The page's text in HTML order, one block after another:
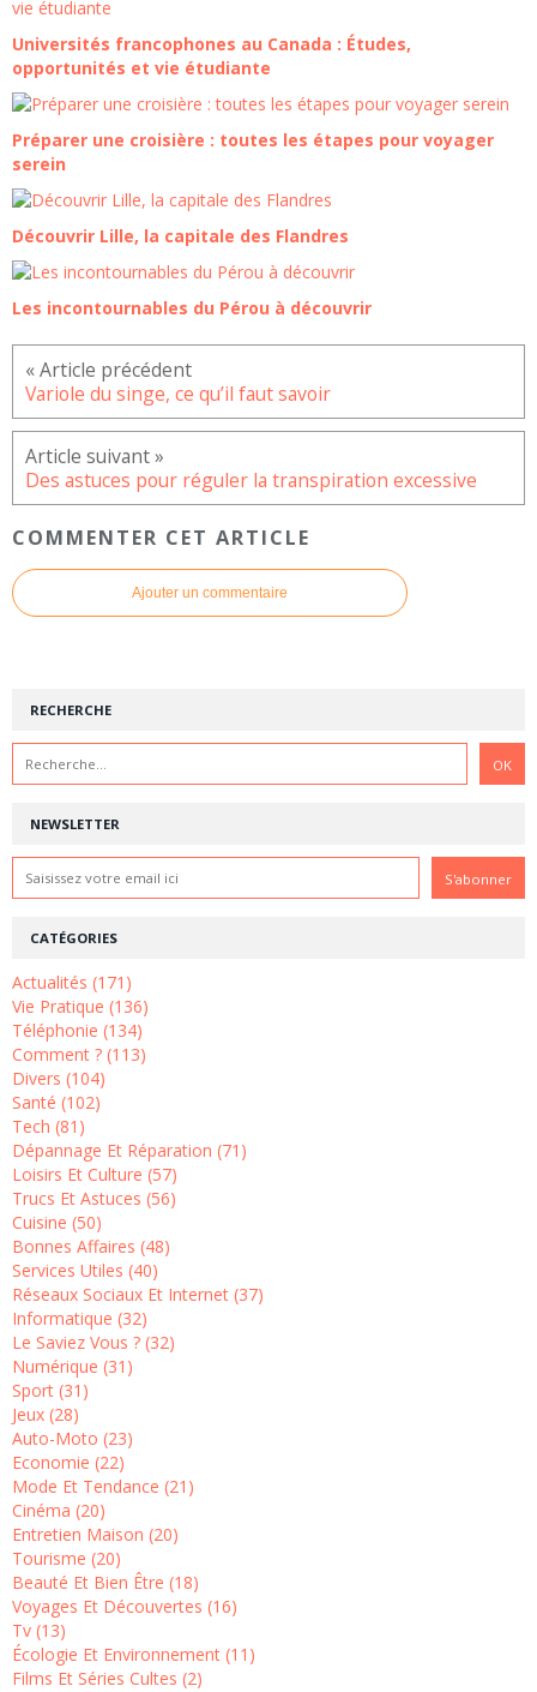
Universités francophones au Canada : Études,
opportunités et vie étudiante
Préparer une croisière : toutes les étapes pour voyager
serein
Découvrir Lille, la capitale des Flandres
Les incontournables du Pérou à découvrir
Variole du singe, ce qu’il faut savoir
Des astuces pour réguler la transpiration excessive
COMMENTER CET ARTICLE
Ajouter un commentaire
NEWSLETTER
RECHERCHE
CATÉGORIES
Actualités (171)
Vie Pratique (136)
Téléphonie (134)
Comment ? (113)
Divers (104)
Santé (102)
Tech (81)
Dépannage Et Réparation (71)
Loisirs Et Culture (57)
Trucs Et Astuces (56)
Cuisine (50)
Bonnes Affaires (48)
Services Utiles (40)
Réseaux Sociaux Et Internet (37)
Informatique (32)
Le Saviez Vous ? (32)
Numérique (31)
Sport (31)
Jeux (28)
Auto-Moto (23)
Economie (22)
Mode Et Tendance (21)
Cinéma (20)
Entretien Maison (20)
Tourisme (20)
Beauté Et Bien Être (18)
Voyages Et Découvertes (16)
Tv (13)
Écologie Et Environnement (11)
Films Et Séries Cultes (2)